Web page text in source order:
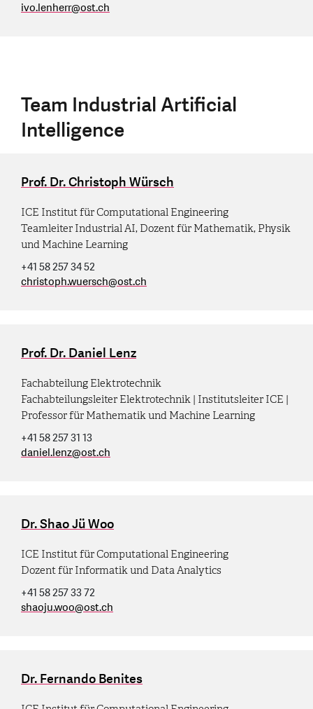
ivo.lenherr@ost.ch
Team Industrial Artificial
Intelligence
Prof. Dr. Christoph Würsch
ICE Institut für Computational Engineering
Teamleiter Industrial AI, Dozent für Mathematik, Physik
und Machine Learning
+41 58 257 34 52
christoph.wuersch@ost.ch
Prof. Dr. Daniel Lenz
Fachabteilung Elektrotechnik
Fachabteilungsleiter Elektrotechnik | Institutsleiter ICE |
Professor für Mathematik und Machine Learning
+41 58 257 31 13
daniel.lenz@ost.ch
Dr. Shao Jü Woo
ICE Institut für Computational Engineering
Dozent für Informatik und Data Analytics
+41 58 257 33 72
shaoju.woo@ost.ch
Dr. Fernando Benites